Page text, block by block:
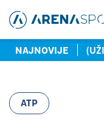
NAJNOVIJE
kraće mečeve
ATP